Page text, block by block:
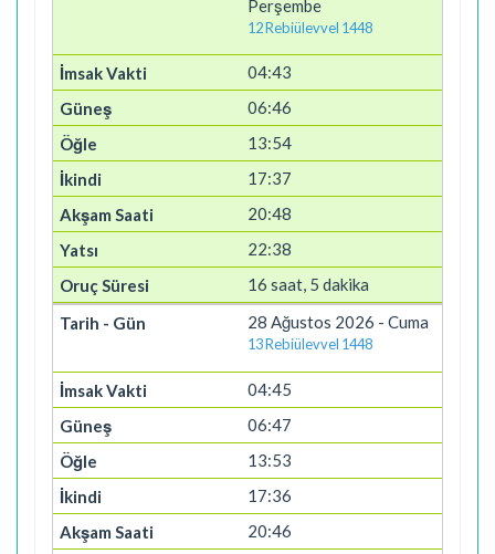
Perşembe
12 Rebiülevvel 1448
04:43
06:46
13:54
17:37
20:48
22:38
16 saat, 5 dakika
28 Ağustos 2026 - Cuma
13 Rebiülevvel 1448
04:45
06:47
13:53
17:36
20:46